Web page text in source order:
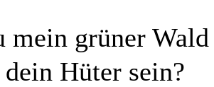
mein grüner
Hüter sein?